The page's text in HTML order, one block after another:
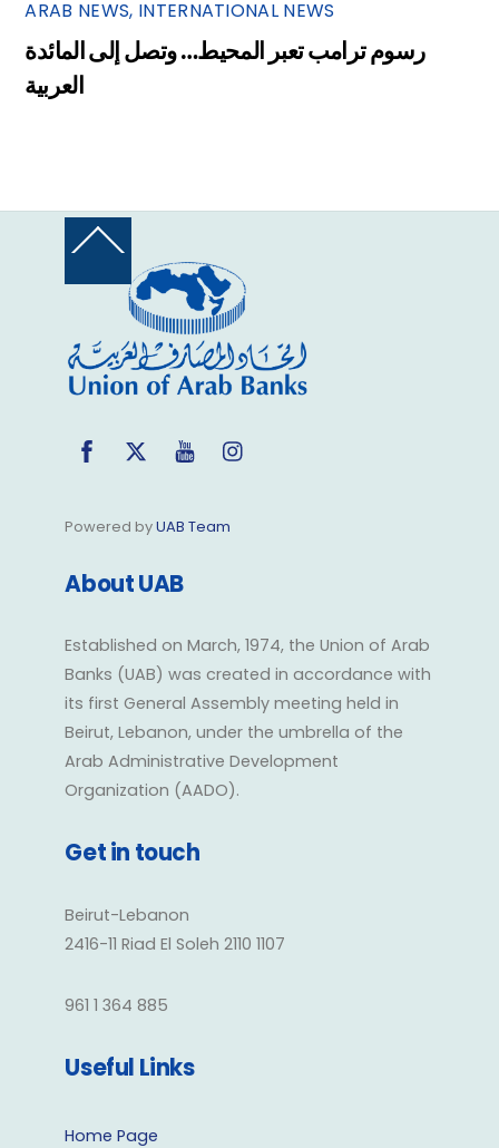
ARAB NEWS, INTERNATIONAL NEWS
رسوم ترامب تعبر المحيط… وتصل إلى المائدة
العربية
Back
Top
FacebookTwitter YouTube
Powered byUAB Team
About UAB
Established on March, 1974, the Union of Arab
Banks (UAB) was created in accordance with
its first General Assembly meeting held in
Beirut, Lebanon, under the umbrella of the
Arab Administrative Development
Organization (AADO).
Get in touch
Beirut-Lebanon
2416-11 Riad El Soleh 2110 1107
961 1 364 885
Useful Links
Home Page